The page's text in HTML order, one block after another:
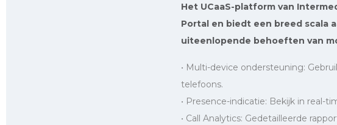
Het UCaaS-platform van
Portal en biedt een breed scala
uiteenlopende behoeften van
• Multi-device ondersteuning:
telefoons.
• Presence-indicatie: Bekijk in real-
• Call Analytics: Gedetailleerde